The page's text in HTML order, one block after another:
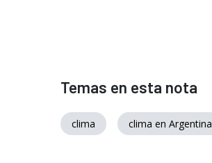
Temas en esta nota
clima clima en Argentina